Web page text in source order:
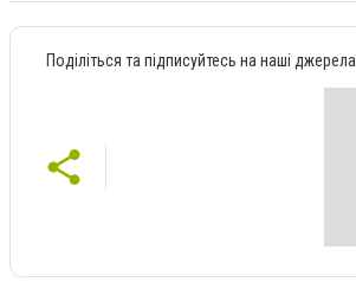
Поділіться та підписуйтесь на наші джерела